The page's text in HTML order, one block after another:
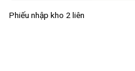
Phiếu nhập kho 2 liên